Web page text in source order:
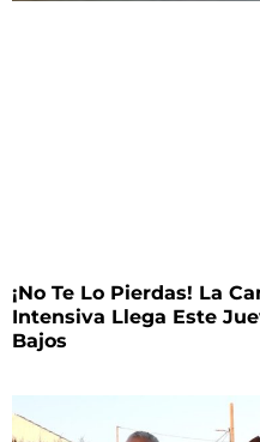
¡No Te Lo Pierdas! La
Intensiva Llega Este
Bajos